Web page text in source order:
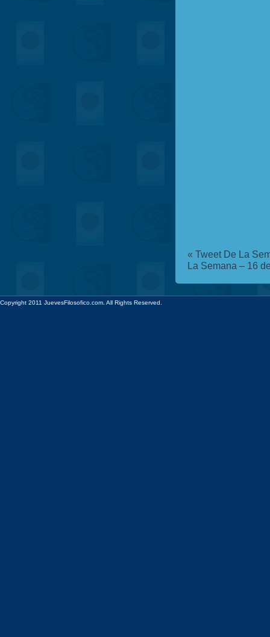
« Tweet De La
La Semana – 16
Copyright 2011 JuevesFilosofico.com. All Rights Reserved.